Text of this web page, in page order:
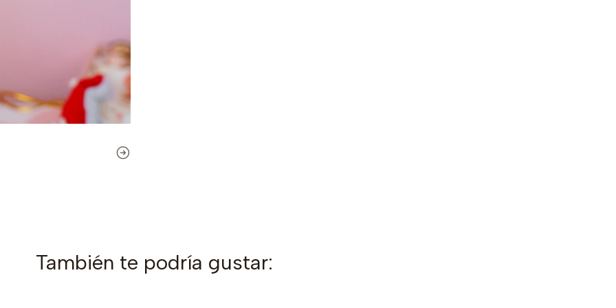
También te podría gustar: